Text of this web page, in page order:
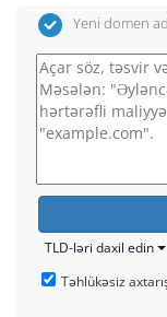
Yeni domen
TLD-ləri daxil edin
Təhlükəsiz